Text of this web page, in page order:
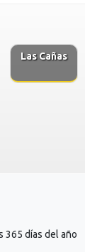
Las Cañas
365 días del año